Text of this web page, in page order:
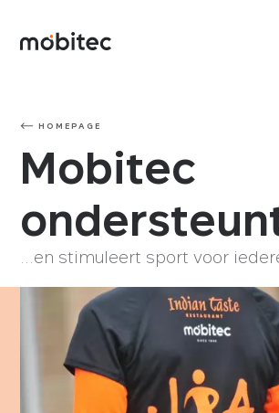
HOMEPAGE
Mobitec
…en stimuleert sport voor